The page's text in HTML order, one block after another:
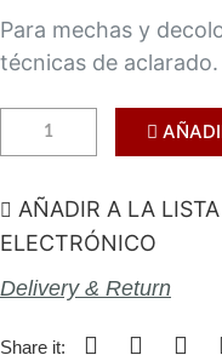
Para mechas y
técnicas de aclarado.
AÑADIR A LA
ELECTRÓNICO
Delivery & Return
Share it: